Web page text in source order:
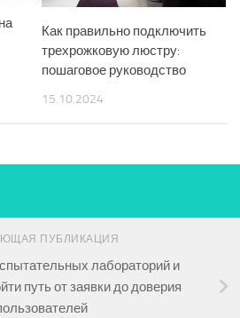
Как правильно подключить
трехрожковую люстру:
пошаговое руководство
15.10.2024
ПУБЛИКАЦИЯ
лабораторий и
путь от заявки до доверия